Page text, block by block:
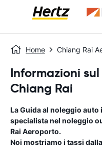
Home Chiang Rai
Informazioni
Chiang Rai
La Guida al noleggio auto
specialista nel noleggio
Rai Aeroporto.
Noi mostriamo i tassi